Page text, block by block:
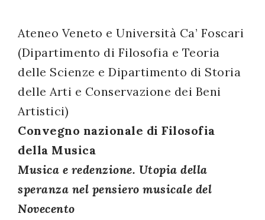
Ateneo Veneto e Università Ca’ Foscari
(Dipartimento di Filosofia e Teoria
delle Scienze e Dipartimento di Storia
delle Arti e Conservazione dei Beni
Artistici)
Convegno nazionale di Filosofia
della Musica
Musica e redenzione. Utopia della
speranza nel pensiero musicale del
Novecento
successo!